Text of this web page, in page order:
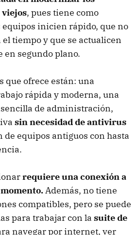
viejos, pues tiene como
inicien rápido, que no
tiempo y que se actualicen
en segundo plano.
que ofrece están: una
rápida y moderna, una
de administración,
sin necesidad de antivirus
equipos antiguos con hasta
requiere una conexión a
Además, no tiene
compatibles, pero se puede
para trabajar con la suite de
navegar por internet, ver